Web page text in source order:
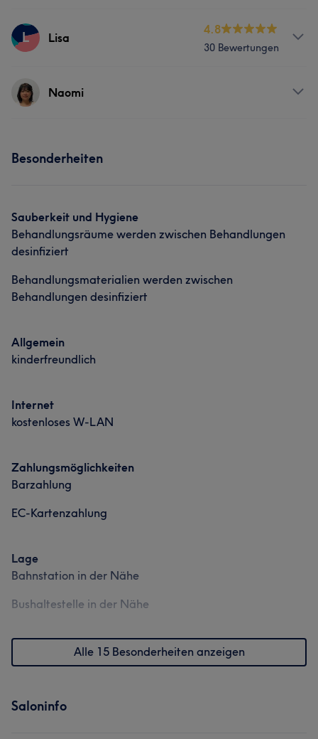
Haarentfernung
Services
Was unsere Kunden über lili sagen
L Lisa
4.8
30 Bewertungen
ServicesNaomi
Besonderheiten
Sauberkeit und Hygiene
Behandlungsräume werden zwischen Behandlungen
desinfiziert
Behandlungsmaterialien werden zwischen
Behandlungen desinfiziert
Allgemein
kinderfreundlich
Internet
kostenloses W-LAN
Zahlungsmöglichkeiten
Barzahlung
EC-Kartenzahlung
Lage
Bahnstation in der Nähe
Bushaltestelle in der Nähe
Alle 15 Besonderheiten anzeigen
Saloninfo